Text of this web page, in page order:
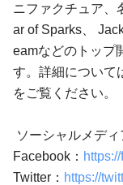
ニファクチュア、
ar of Sparks、
eamなどのトップ
す。詳細について
をご覧ください。
ソーシャルメディ
Facebook：
Twitter： https://